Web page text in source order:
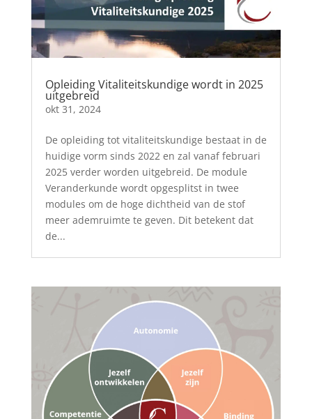
Opleiding Vitaliteitskundige wordt in 2025
uitgebreid
okt 31, 2024
De opleiding tot vitaliteitskundige bestaat in de
huidige vorm sinds 2022 en zal vanaf februari
2025 verder worden uitgebreid. De module
Veranderkunde wordt opgesplitst in twee
modules om de hoge dichtheid van de stof
meer ademruimte te geven. Dit betekent dat
de...